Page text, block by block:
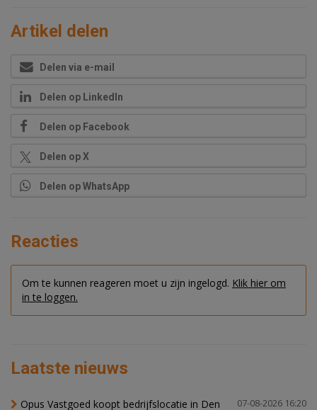
Artikel delen
Delen via e-mail
Delen op LinkedIn
Delen op Facebook
Delen op X
Delen op WhatsApp
Reacties
Om te kunnen reageren moet u zijn ingelogd. Klik hier om
in te loggen.
Laatste nieuws
07-08-2026 16:20
Opus Vastgoed koopt bedrijfslocatie in Den